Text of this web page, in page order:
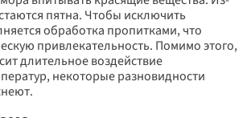
пятна. Чтобы исключить
обработка пропитками, что
привлекательность. Помимо этого,
длительное воздействие
некоторые разновидности